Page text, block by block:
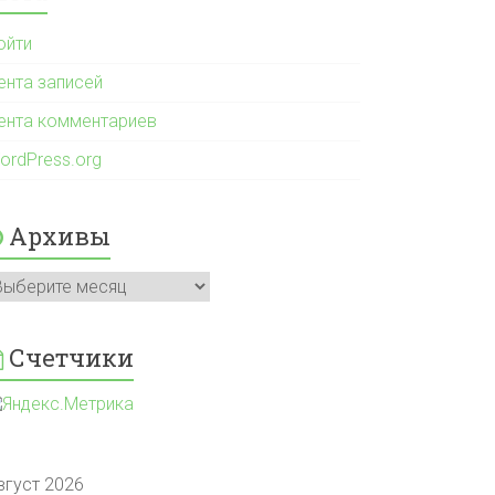
записей
комментариев
Архивы
Счетчики
2026